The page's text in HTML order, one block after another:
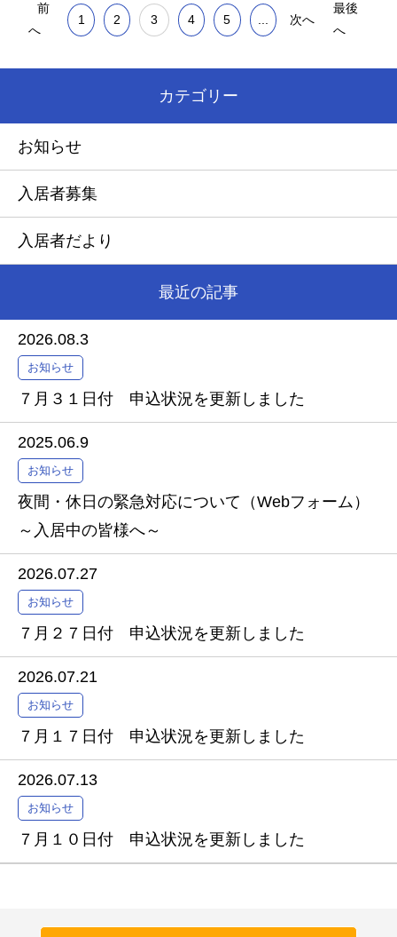
前
へ
1 2 3 4 5 次へ
最後
へ
カテゴリー
お知らせ
入居者募集
入居者だより
最近の記事
2026.08.3
お知らせ
７月３１日付 申込状況を更新しました
2025.06.9
お知らせ
夜間・休日の緊急対応について（Webフォーム）
～入居中の皆様へ～
2026.07.27
お知らせ
７月２７日付 申込状況を更新しました
2026.07.21
お知らせ
７月１７日付 申込状況を更新しました
2026.07.13
お知らせ
７月１０日付 申込状況を更新しました